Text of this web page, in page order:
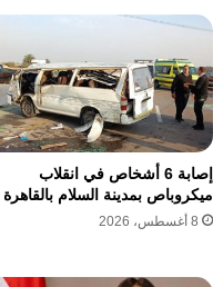
إصابة 6 أشخاص في انقلاب
ميكروباص بمدينة السلام بالقاهرة
8 أغسطس، 2026